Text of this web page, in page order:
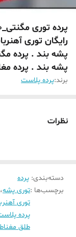
رایگان توری
پشه بند . پرده
پشه بند . پرده
برند:پرده پلاست
نظرات
دسته‌بندی: پرده
برچسب‌ها :توری پشه،
توری
پرده
طلق